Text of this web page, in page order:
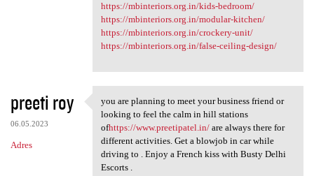
https://mbinteriors.org.in/kids-bedroom/
https://mbinteriors.org.in/modular-kitchen/
https://mbinteriors.org.in/crockery-unit/
https://mbinteriors.org.in/false-ceiling-design/
preeti roy
06.05.2023
Adres
you are planning to meet your
you are planning to meet your business friend or
looking to feel the calm in hill stations
ofhttps://www.preetipatel.in/are always there for
different activities. Get a blowjob in car while
driving to . Enjoy a French kiss with Busty Delhi
Escorts .